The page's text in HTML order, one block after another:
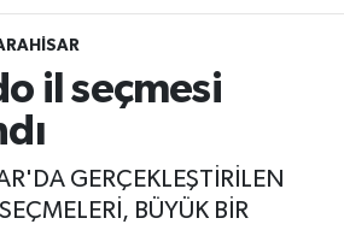
il seçmesi
GERÇEKLEŞTİRİLEN
BÜYÜK BİR
Durumu ve Fikstür